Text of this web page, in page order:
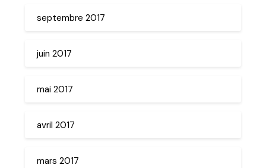
septembre 2017
juin 2017
mai 2017
avril 2017
mars 2017